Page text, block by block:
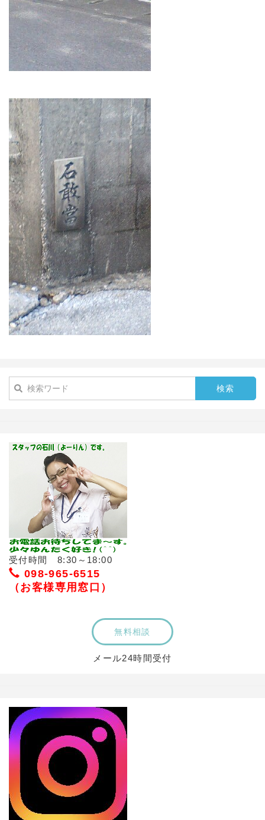
受付時間 8:30～18:00
098-965-6515
（お客様専用窓口）
無料相談
メール24時間受付